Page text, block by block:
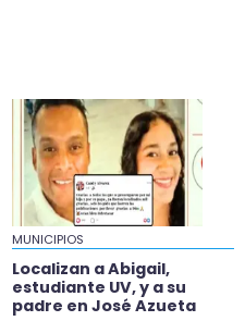
y toman Palacio
UV, y a su padre
desaparecida en
MUNICIPIOS
Localizan a Abigail,
estudiante UV, y a su
padre en José Azueta